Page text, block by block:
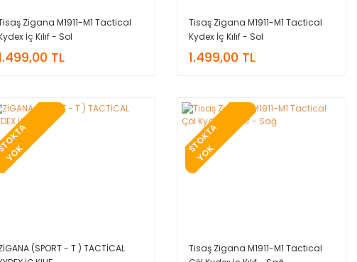
Zigana M1911-M1 Tactical
İç Kılıf - Sol
TL
Tisaş Zigana M1911-M1 Tactical
Kydex İç Kılıf - Sol
1.499,00 TL
S
K
(SPORT - T ) TACTİCAL
S
T
O
K
T
A
Y
O
K
Tisaş Zigana M1911-M1 Tactical